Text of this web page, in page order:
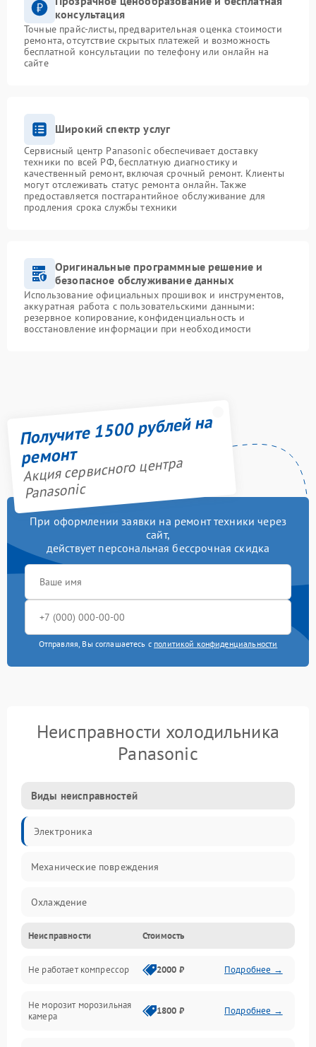
консультация
Точные прайс-листы, предварительная оценка стоимости
ремонта, отсутствие скрытых платежей и возможность
бесплатной консультации по телефону или онлайн на
сайте
Широкий спектр услуг
Сервисный центр Panasonic обеспечивает доставку
техники по всей РФ, бесплатную диагностику и
качественный ремонт, включая срочный ремонт. Клиенты
могут отслеживать статус ремонта онлайн. Также
предоставляется постгарантийное обслуживание для
продления срока службы техники
Оригинальные программные решение и
безопасное обслуживание данных
Использование официальных прошивок и инструментов,
аккуратная работа с пользовательскими данными:
резервное копирование, конфиденциальность и
восстановление информации при необходимости
Получите 1500 рублей на
ремонт
Акция сервисного центра
Panasonic
При оформлении заявки на ремонт техники через
сайт,
действует персональная бессрочная скидка
Отправляя, Вы соглашаетесь с политикой конфиденциальности
Неисправности холодильника
Panasonic
Виды неисправностей
Электроника
Механические повреждения
Охлаждение
Механика
Электропитание
Дренаж
Неисправности Стоимость
Не работает компрессор 2000 ₽ Подробнее →
Не морозит морозильная
камера
1800 ₽ Подробнее →